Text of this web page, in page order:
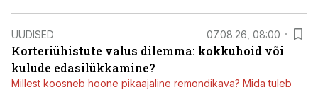
UUDISED 07.08.26, 08:00
Korteriühistute valus dilemma: kokkuhoid või
kulude edasilükkamine?
Millest koosneb hoone pikaajaline remondikava? Mida tuleb